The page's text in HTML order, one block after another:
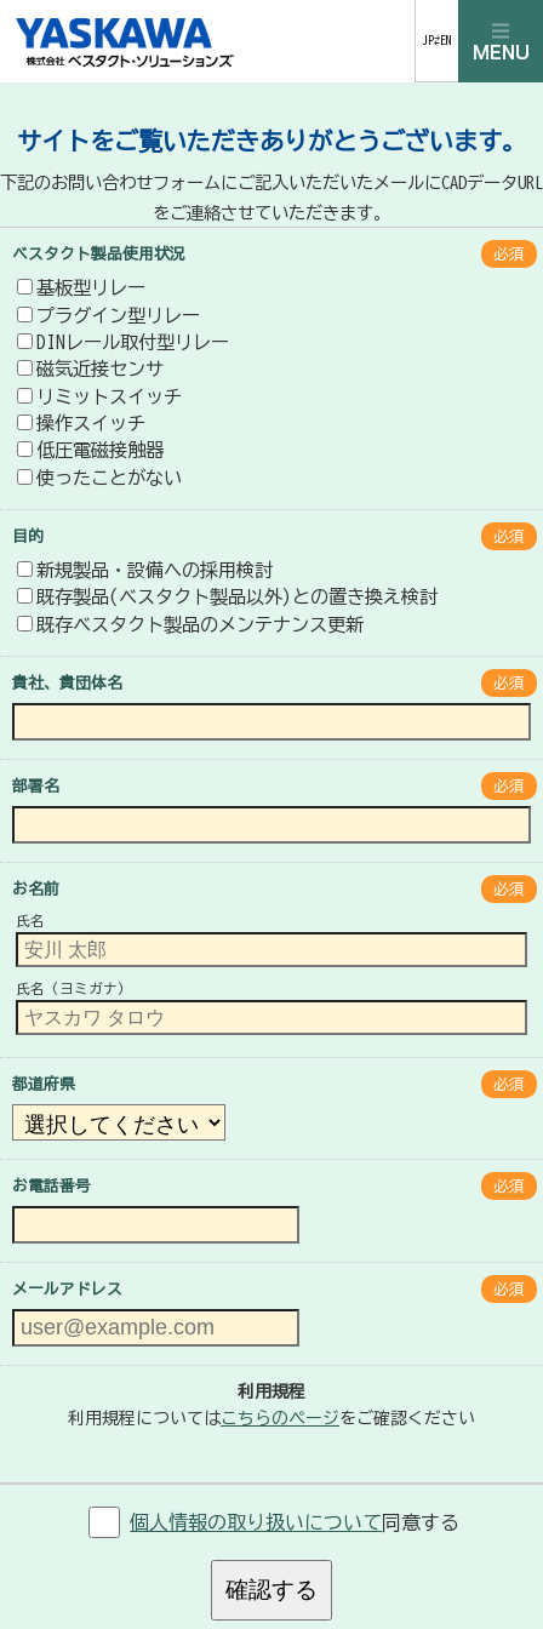
JP⇄EN
サイトをご覧いただきありがとうございます。
下記のお問い合わせフォームにご記入いただいたメールにCADデータURL
をご連絡させていただきます。
ベスタクト製品使用状況 必須
基板型リレー
プラグイン型リレー
DINレール取付型リレー
磁気近接センサ
リミットスイッチ
操作スイッチ
低圧電磁接触器
使ったことがない
目的 必須
新規製品・設備への採用検討
既存製品(ベスタクト製品以外)との置き換え検討
既存ベスタクト製品のメンテナンス更新
貴社、貴団体名 必須
部署名 必須
お名前 必須
氏名
氏名（ヨミガナ）
都道府県 必須
お電話番号 必須
メールアドレス 必須
利用規程
利用規程についてはこちらのページをご確認ください
個人情報の取り扱いについて 同意する
確認する